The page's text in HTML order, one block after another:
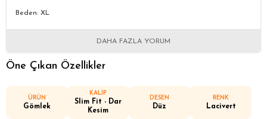
Beden: XL
DAHA FAZLA YORUM
Öne Çıkan Özellikler
ÜRÜN
Gömlek
KALIP
Slim Fit - Dar
Kesim
DESEN
Düz
RENK
Lacivert